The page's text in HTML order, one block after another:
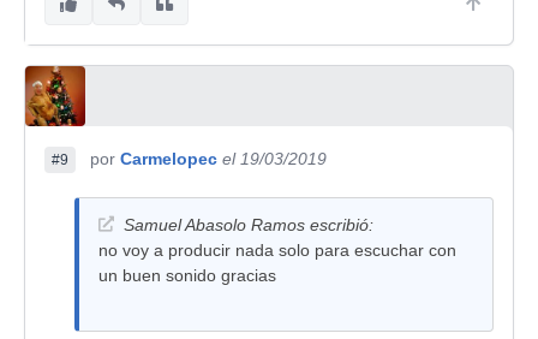
#9 por Carmelopec el 19/03/2019
Samuel Abasolo Ramos escribió:
no voy a producir nada solo para escuchar con
un buen sonido gracias